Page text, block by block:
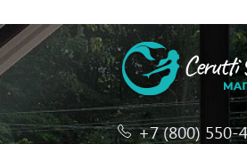
+7 (800) 550-